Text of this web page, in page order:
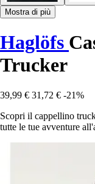
Mostra di più
Haglöfs
Trucker
39,99 € 31,72 € -21%
Scopri il cappellino
tutte le tue avventure